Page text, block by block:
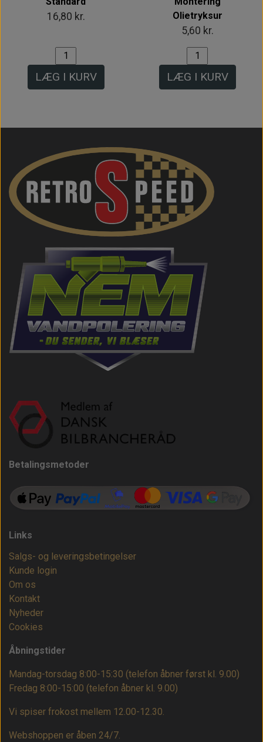
16,80 kr.
LÆG I KURV
Olietryksur
5,60 kr.
LÆG I KURV
Betalingsmetoder
Links
Salgs- og leveringsbetingelser
Kunde login
Om os
Kontakt
Nyheder
Cookies
Åbningstider
Mandag-torsdag 8:00-15:30 (telefon åbner først kl. 9.00)
Fredag 8:00-15:00 (telefon åbner kl. 9.00)
Vi spiser frokost mellem 12.00-12.30.
Webshoppen er åben 24/7.